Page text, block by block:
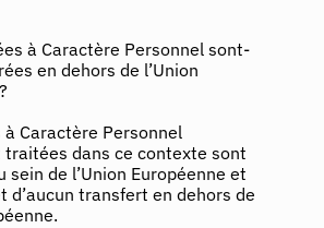
à Caractère Personnel sont-
en dehors de l’Union
à Caractère Personnel
dans ce contexte sont
sein de l’Union Européenne et
d’aucun transfert en dehors de